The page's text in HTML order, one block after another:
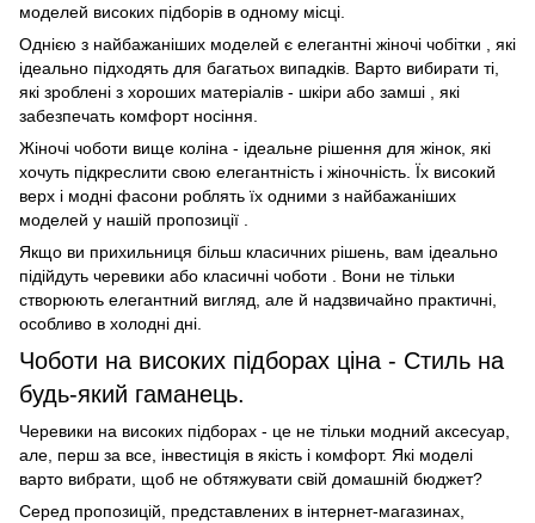
моделей високих підборів в одному місці.
Однією з найбажаніших моделей є елегантні жіночі чобітки , які
ідеально підходять для багатьох випадків. Варто вибирати ті,
які зроблені з хороших матеріалів - шкіри або замші , які
забезпечать комфорт носіння.
Жіночі чоботи вище коліна - ідеальне рішення для жінок, які
хочуть підкреслити свою елегантність і жіночність. Їх високий
верх і модні фасони роблять їх одними з найбажаніших
моделей у нашій пропозиції .
Якщо ви прихильниця більш класичних рішень, вам ідеально
підійдуть черевики або класичні чоботи . Вони не тільки
створюють елегантний вигляд, але й надзвичайно практичні,
особливо в холодні дні.
Чоботи на високих підборах ціна - Стиль на
будь-який гаманець.
Черевики на високих підборах - це не тільки модний аксесуар,
але, перш за все, інвестиція в якість і комфорт. Які моделі
варто вибрати, щоб не обтяжувати свій домашній бюджет?
Серед пропозицій, представлених в інтернет-магазинах,